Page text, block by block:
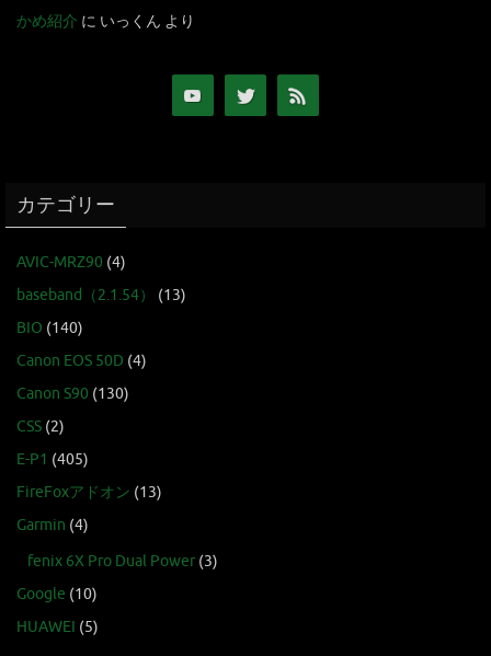
かめ紹介 に いっくん より
カテゴリー
AVIC-MRZ90 (4)
baseband（2.1.54）
(13)
BIO (140)
Canon EOS 50D (4)
Canon S90 (130)
CSS (2)
E-P1 (405)
FireFoxアドオン (13)
Garmin (4)
fenix 6X Pro Dual Power (3)
Google (10)
HUAWEI (5)